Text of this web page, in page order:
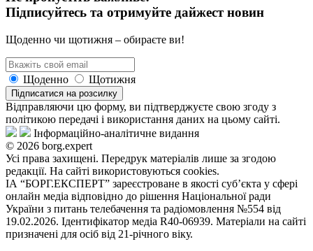
Підписуйтесь та отримуйте дайжест новин
Щоденно чи щотижня – обираєте ви!
Щоденно Щотижня
Підписатися на розсилку
Відправляючи цю форму, ви підтверджуєте свою згоду з
політикою передачі і використання даних на цьому сайті.
Інформаційно-аналітичне видання
© 2026 borg.expert
Усі права захищені. Передрук матеріалів лише за згодою
редакції. На сайті використовуються cookies.
ІА “БОРГ.ЕКСПЕРТ” зареєстроване в якості суб’єкта у сфері
онлайн медіа відповідно до рішення Національної ради
України з питань телебачення та радіомовлення №554 від
19.02.2026. Ідентифікатор медіа R40-06939. Матеріали на сайті
призначені для осіб від 21-річного віку.